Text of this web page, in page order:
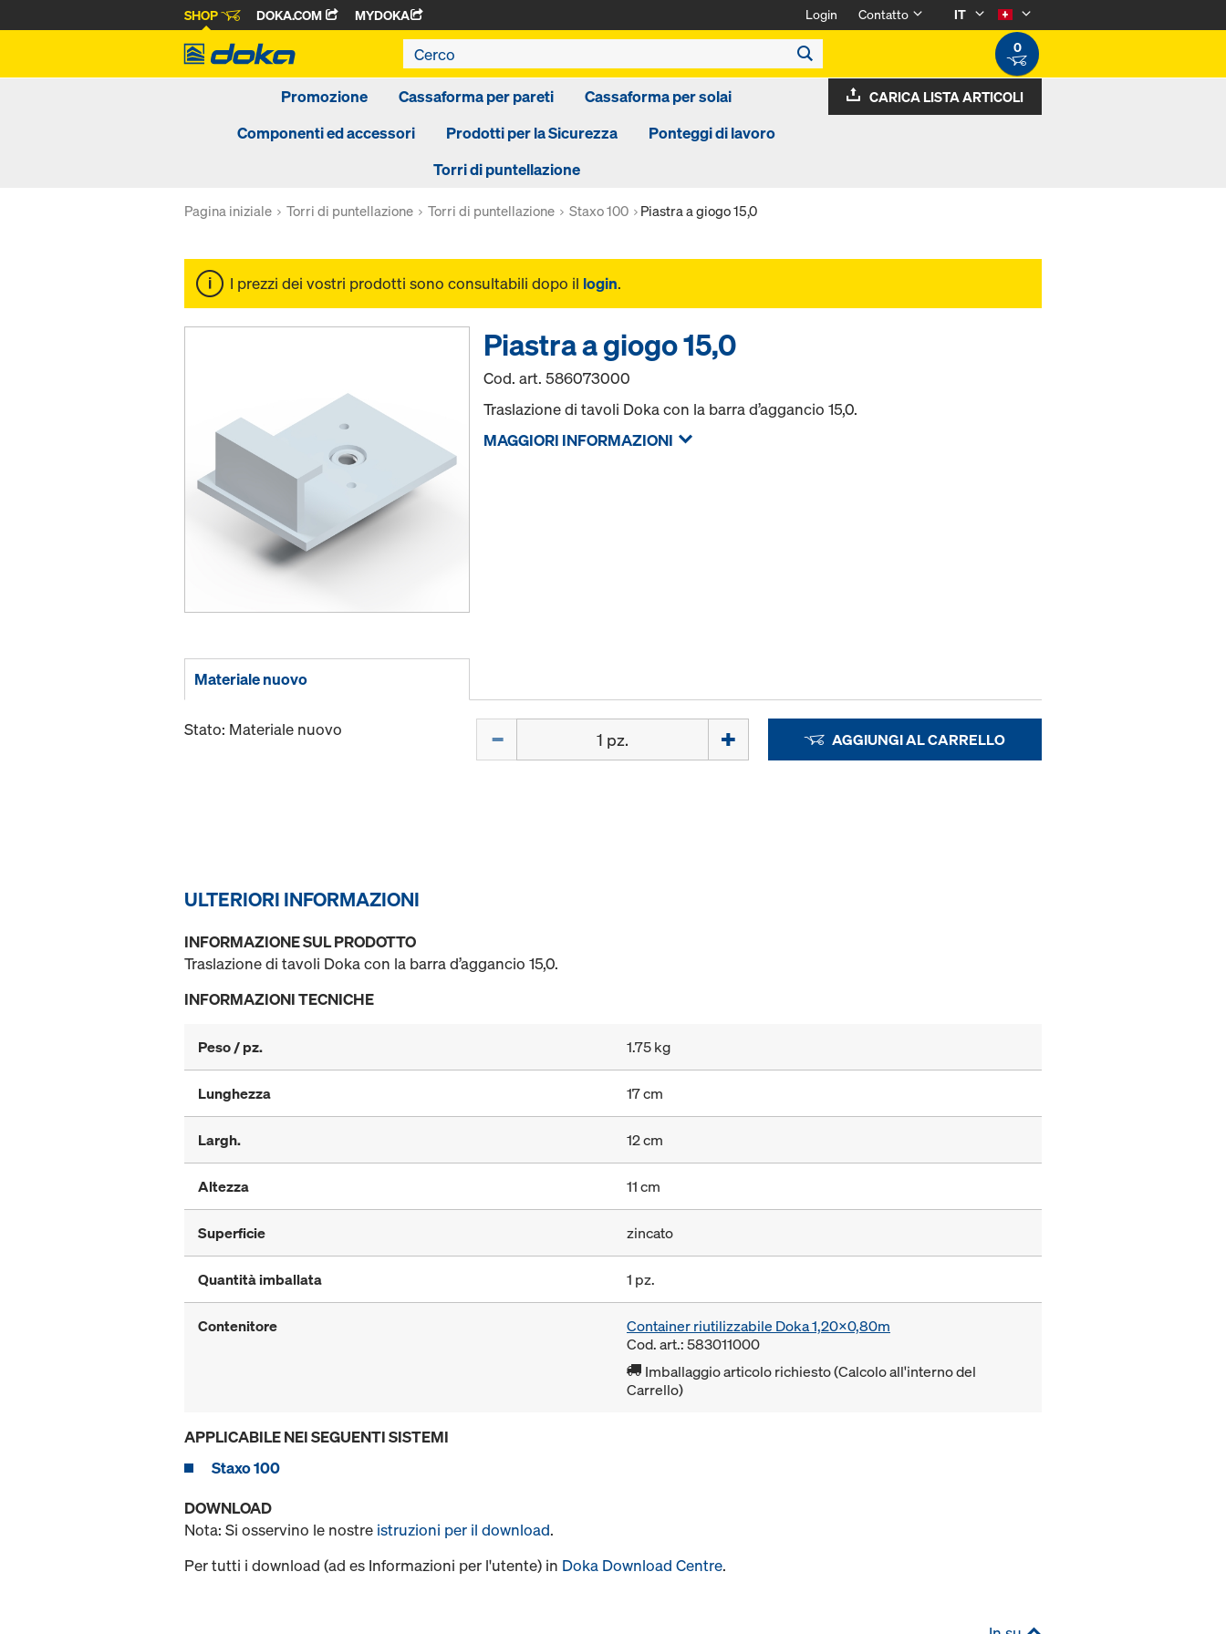
SHOP DOKA.COM MYDOKA Login Contatto
IT
0
Promozione Cassaforma per pareti
Cassaforma per solai
Componenti ed accessori
Prodotti per la Sicurezza
Ponteggi di lavoro
Torri di puntellazione
CARICA LISTA ARTICOLI
Pagina iniziale Torri di puntellazione Torri di puntellazione Staxo 100 Piastra a giogo 15,0
I prezzi dei vostri prodotti sono consultabili dopo il login.
Piastra a giogo 15,0
Cod. art.586073000
Traslazione di tavoli Doka con la barra d’aggancio 15,0.
MAGGIORI INFORMAZIONI
Materiale nuovo
Stato: Materiale nuovo AGGIUNGI AL CARRELLO
ULTERIORI INFORMAZIONI
INFORMAZIONE SUL PRODOTTO
Traslazione di tavoli Doka con la barra d’aggancio 15,0.
INFORMAZIONI TECNICHE
Peso / pz. 1.75 kg
Lunghezza 17 cm
Largh. 12 cm
Altezza 11 cm
Superficie zincato
Quantità imballata 1 pz.
Contenitore
Container riutilizzabile Doka 1,20x0,80m
Cod. art.: 583011000
Imballaggio articolo richiesto (Calcolo all'interno del
Carrello)
APPLICABILE NEI SEGUENTI SISTEMI
Staxo 100
DOWNLOAD
Nota: Si osservino le nostre istruzioni per il download.
Per tutti i download (ad es Informazioni per l'utente) in Doka Download Centre.